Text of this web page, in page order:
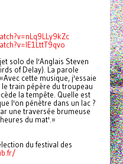
=nLq9LLy9kZc
=lE1LttT9qvo
solo de l'Anglais Steven
of Delay). La parole
cette musique, j'essaie
train pépère du troupeau
la tempête. Quelle est
l'on pénètre dans un lac ?
une traversée brumeuse
du mat'.»
du festival des